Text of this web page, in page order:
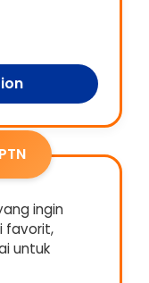
ingin
favorit,
untuk